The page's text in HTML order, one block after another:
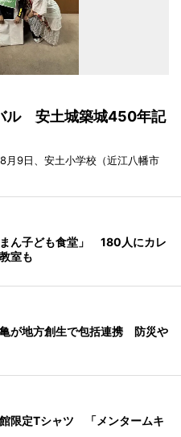
ル 安土城築城450年記
月9日、安土小学校（近江八幡市
ん子ども食堂」 180人にカレ
室も
が地方創生で包括連携 防災や
限定Tシャツ 「メンタームキ